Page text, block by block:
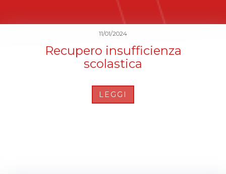
11/01/2024
Recupero insufficienza
scolastica
LEGGI